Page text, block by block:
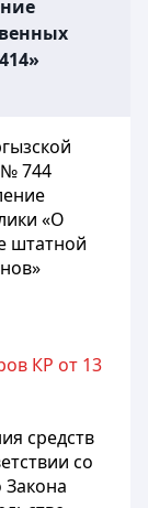
№ 744
«О
штатной
КР от 13
средств
со
Закона